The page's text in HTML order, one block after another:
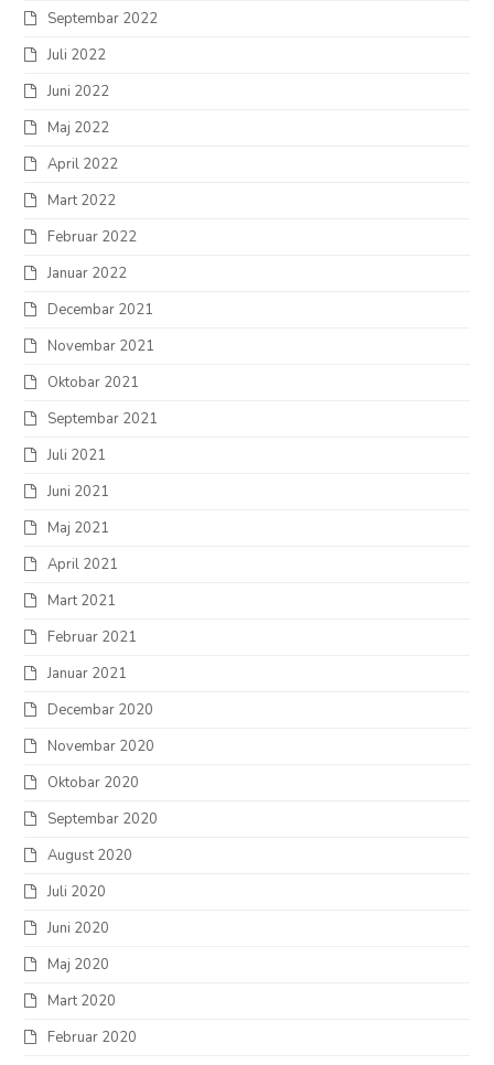
Septembar 2022
Juli 2022
Juni 2022
Maj 2022
April 2022
Mart 2022
Februar 2022
Januar 2022
Decembar 2021
Novembar 2021
Oktobar 2021
Septembar 2021
Juli 2021
Juni 2021
Maj 2021
April 2021
Mart 2021
Februar 2021
Januar 2021
Decembar 2020
Novembar 2020
Oktobar 2020
Septembar 2020
August 2020
Juli 2020
Juni 2020
Maj 2020
Mart 2020
Februar 2020